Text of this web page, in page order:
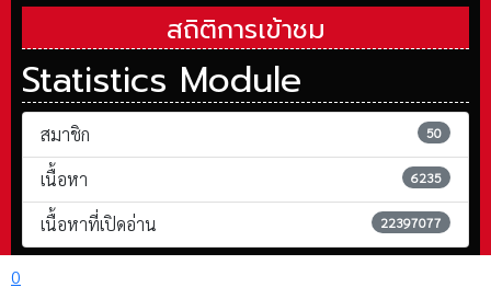
0
สถิติการเข้าชม
Statistics Module
สมาชิก 50
เนื้อหา 6235
เนื้อหาที่เปิดอ่าน 22397077